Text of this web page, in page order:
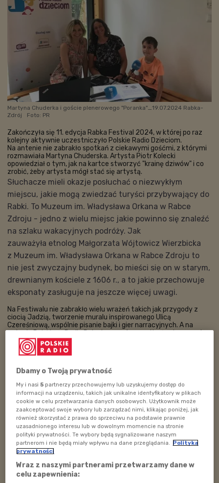
Martyna Chuderka i goście plenerowego "Poranka"_19.07.2024 Rabka-
Zdrój
Foto: PR
Zakończyła się 11. edycja Rabka Festival 2024, w której po raz
kolejny aktywnie uczestniczyło Polskie Radio Dzieciom.
Na antenie nie zabrakło spotkań z ciekawymi gośćmi, z którymi
rozmawiała Martyna Chuderska. Artysta Piotr Kolecki
opowiedział o tym, jak na kartce stworzyć "krainę dziwów" i co
zrobić, żeby artysta mógł stać się artystą.
Słuchacze mieli okazje posłuchać o niezwykłym
miejscu, jakie mogą zwiedzać turyści przybywający do
Rabki. To Muzeum im. Władysława Orkana w Rabce
Zdroju - jedno z wielu miejsc jakie powinno się znaleźć
na szlaku wakacyjnych podróży. Jak
zauważyła etnolog Małgorzata Wójtowicz Wierzbicka
z Muzeum im. Władysława Orkana w Rabce Zdroju to
nie jest zwyczajny budynek, bo mieści się on w starym,
drewnianym kościele z 1606 r., a to jakie przechowuje
eksponaty zasługuje na jeszcze więcej uwagi.
Na Festiwalu nie zabrakło wielu wrażeń takich jak przygody z
ciocią Jadzią, tworzenie muralu inspirowanego Ulicą
Czereśniową, wspólnie pisanie bajki i gier narracyjnych. A na
antenie Polskiego Radia Dzieciom oprócz spotkań z dorosłymi
uczestnikami Festiwalu pojawili się również młodzi artyści i
obserwatorzy wydarzenia.
A więcej na ten temat można posłuchać w zapisie
audycji:
POSŁUCHAJ
118:08
Polskie Radio Dzieciom na Festiwalu w Rabce
Zdroju
Dbamy o Twoją prywatność
My i nasi5 partnerzy przechowujemy lub uzyskujemy dostęp do
informacji na urządzeniu, takich jak unikalne identyfikatory w plikach
cookie w celu przetwarzania danych osobowych. Użytkownik może
zaakceptować swoje wybory lub zarządzać nimi, klikając poniżej, jak
również skorzystać z prawa do sprzeciwu na podstawie prawnie
uzasadnionego interesu lub w dowolnym momencie na stronie
polityki prywatności. Te wybory będą sygnalizowane naszym
partnerom i nie będą miały wpływu na dane przeglądania. Polityka
prywatności
Wraz z naszymi partnerami przetwarzamy dane w
celu zapewnienia: